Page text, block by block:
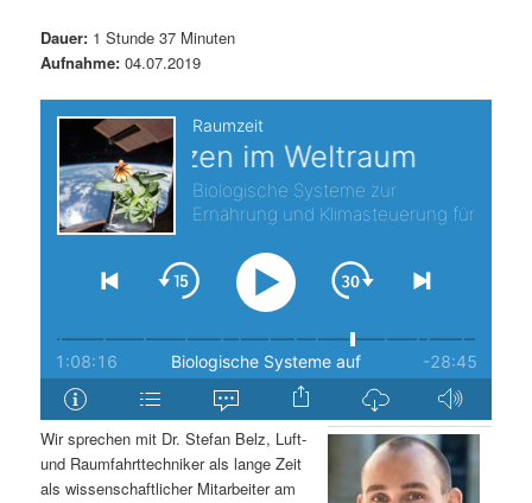
t
s
r
g
e
n
a
l
s
i
n
g
Dauer: 1 Stunde 37 Minuten
Aufnahme: 04.07.2019
Wir sprechen mit Dr. Stefan Belz, Luft-
und Raumfahrttechniker als lange Zeit
als wissenschaftlicher Mitarbeiter am